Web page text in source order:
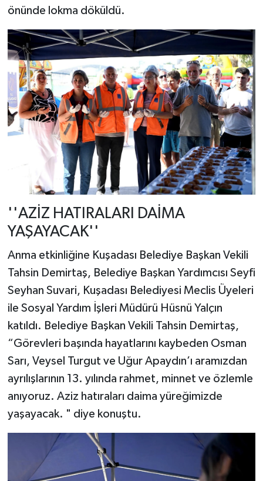
önünde lokma döküldü.
''AZİZ HATIRALARI DAİMA
YAŞAYACAK''
Anma etkinliğine Kuşadası Belediye Başkan Vekili
Tahsin Demirtaş, Belediye Başkan Yardımcısı Seyfi
Seyhan Suvari, Kuşadası Belediyesi Meclis Üyeleri
ile Sosyal Yardım İşleri Müdürü Hüsnü Yalçın
katıldı. Belediye Başkan Vekili Tahsin Demirtaş,
“Görevleri başında hayatlarını kaybeden Osman
Sarı, Veysel Turgut ve Uğur Apaydın’ı aramızdan
ayrılışlarının 13. yılında rahmet, minnet ve özlemle
anıyoruz. Aziz hatıraları daima yüreğimizde
yaşayacak. " diye konuştu.